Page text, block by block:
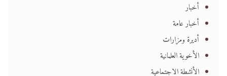
أخبار
أخبار عامة
أديرة ومزارات
الأخوية العلمانية
الأنشطة الاجتماعية